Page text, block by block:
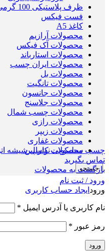
ظرف پلاستیکی 100 گرمی
فست فیکس
کاغذ A5
محصولات آرازیم
محصولات آک فیکس
محصولات استارباند
محصولات ایران چسب
محصولات بل
محصولات تانگیت
محصولات جانسون
محصولات جلاسنج
محصولات چسب شمال
محصولات رازی
محصولات زیپر
محصولات غفاری
محصولات کاسپین
جستجو
ورود / ثبت نام
ورود ایجاد حساب کاربری
نام کاربری یا آدرس ایمیل *
رمز عبور *
ورود
چسب سیلیکونی نوترال شیشه
تماس بگیرید
بازگشت به محصولات